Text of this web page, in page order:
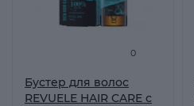
0
Бустер для волос
REVUELE HAIR CARE с